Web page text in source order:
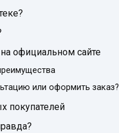
официальном сайте
или оформить заказ?
покупателей